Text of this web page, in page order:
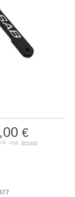
€
zzgl. Versand